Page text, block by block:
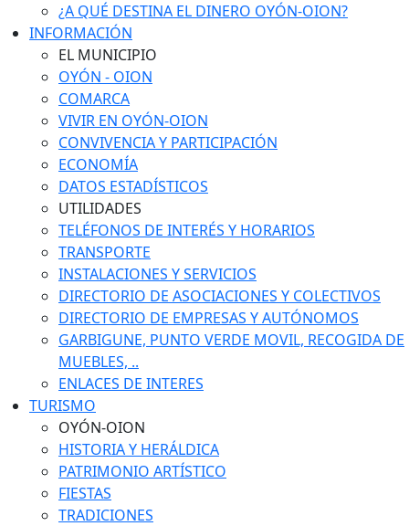
¿A QUÉ DESTINA EL DINERO OYÓN-OION?
INFORMACIÓN
EL MUNICIPIO
OYÓN - OION
COMARCA
VIVIR EN OYÓN-OION
CONVIVENCIA Y PARTICIPACIÓN
ECONOMÍA
DATOS ESTADÍSTICOS
UTILIDADES
TELÉFONOS DE INTERÉS Y HORARIOS
TRANSPORTE
INSTALACIONES Y SERVICIOS
DIRECTORIO DE ASOCIACIONES Y COLECTIVOS
DIRECTORIO DE EMPRESAS Y AUTÓNOMOS
GARBIGUNE, PUNTO VERDE MOVIL, RECOGIDA DE
MUEBLES, ..
ENLACES DE INTERES
TURISMO
OYÓN-OION
HISTORIA Y HERÁLDICA
PATRIMONIO ARTÍSTICO
FIESTAS
TRADICIONES